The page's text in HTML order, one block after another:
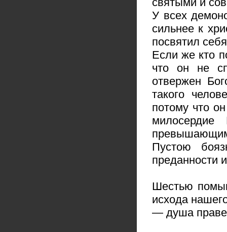
У всех
сильнее к
посвятил
Если же кто
что он не
отвержен
такого
потому что
Пустою
преданности
Шестью
исхода
— душа